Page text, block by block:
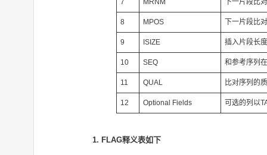
7 MRNM 下一片段比
8 MPOS 下一片段比
9 ISIZE 插入片段长度
10 SEQ 和参考序列
11 QUAL 比对序列的
12 Optional Fields 可选的列以
1. FLAG释义表如下